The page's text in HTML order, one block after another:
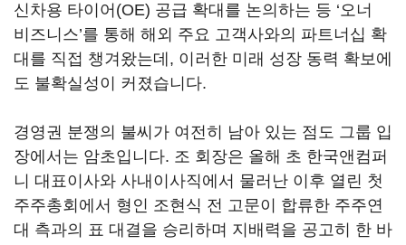
신차용 타이어 (OE) 공급 확대를 논의하는 등 ‘오너
비즈니스’를 통해 해외 주요 고객사와의 파트너십 확
대를 직접 챙겨왔는데 , 이러한 미래 성장 동력 확보에
도 불확실성이 커졌습니다.
경영권 분쟁의 불씨가 여전히 남아 있는 점도 그룹 입
장에서는 암초입니다. 조 회장은 올해 초 한국앤컴퍼
니 대표이사와 사내이사직에서 물러난 이후 열린 첫
주주총회에서 형인 조현식 전 고문이 합류한 주주연
대 측과의 표 대결을 승리하며 지배력을 공고히 한 바